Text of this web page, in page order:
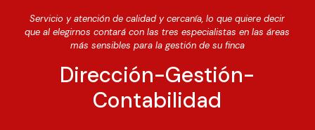
Servicio y atención de calidad y cercanía, lo que quiere decir
que al elegirnos contará con las tres especialistas en las áreas
más sensibles para la gestión de su finca
Dirección-Gestión-
Contabilidad